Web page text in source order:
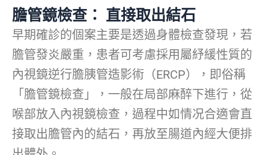
膽管鏡檢查： 直接取出結石
早期確診的個案主要是透過身體檢查發現，若
膽管發炎嚴重，患者可考慮採用屬紓緩性質的
內視鏡逆行膽胰管造影術（ERCP），即俗稱
「膽管鏡檢查」，一般在局部麻醉下進行，從
喉部放入內視鏡檢查，過程中如情况合適會直
接取出膽管內的結石，再放至腸道內經大便排